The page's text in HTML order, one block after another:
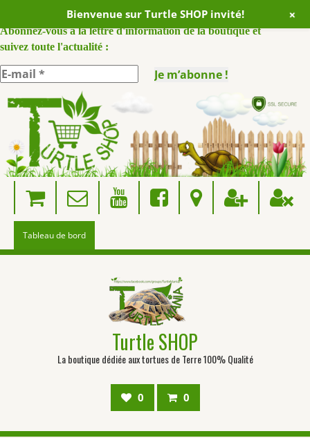
ABONNEZ VOUS A NOTRE NEWSLETTER :
Abonnez-vous à la lettre d'information de la boutique et
suivez toute l'actualité :
Skip
to
content
Tableau de bord
Turtle SHOP
La boutique dédiée aux tortues de Terre 100% Qualité
0 0
Bienvenue sur Turtle SHOP invité! +